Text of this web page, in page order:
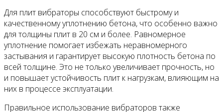
Для плит вибраторы способствуют быстрому и
качественному уплотнению бетона, что особенно важно
для толщины плит в 20 см и более. Равномерное
уплотнение помогает избежать неравномерного
застывания и гарантирует высокую плотность бетона по
всей толщине. Это не только увеличивает прочность, но
и повышает устойчивость плит к нагрузкам, влияющим на
них в процессе эксплуатации.
Правильное использование вибраторов также